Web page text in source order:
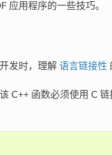
应用程序的一些技巧。
发时，理解 语言链接性
C++ 函数必须使用 C 链